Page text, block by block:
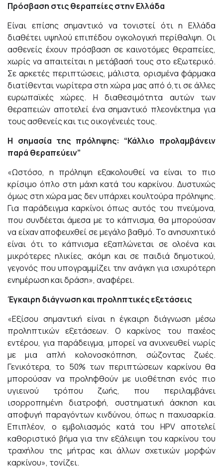
Πρόσβαση στις θεραπείες στην Ελλάδα
Είναι επίσης σημαντικό να τονιστεί ότι η Ελλάδα
διαθέτει υψηλού επιπέδου ογκολογική περίθαλψη. Οι
ασθενείς έχουν πρόσβαση σε καινοτόμες θεραπείες,
χωρίς να απαιτείται η μετάβασή τους στο εξωτερικό.
Σε αρκετές περιπτώσεις, μάλιστα, ορισμένα φάρμακα
διατίθενται νωρίτερα στη χώρα μας από ό,τι σε άλλες
ευρωπαϊκές χώρες. Η διαθεσιμότητα αυτών των
θεραπειών αποτελεί ένα σημαντικό πλεονέκτημα για
τους ασθενείς και τις οικογένειές τους.
Η σημασία της πρόληψης: “Κάλλιο προλαμβάνειν
παρά θεραπεύειν”
«Ωστόσο, η πρόληψη εξακολουθεί να είναι το πιο
κρίσιμο όπλο στη μάχη κατά του καρκίνου. Δυστυχώς
όμως στη χώρα μας δεν υπάρχει κουλτούρα πρόληψης.
Για παράδειγμα καρκίνοι όπως αυτός του πνεύμονα,
που συνδέεται άμεσα με το κάπνισμα, θα μπορούσαν
να είχαν αποφευχθεί σε μεγάλο βαθμό. Το ανησυχητικό
είναι ότι το κάπνισμα εξαπλώνεται σε ολοένα και
μικρότερες ηλικίες, ακόμη και σε παιδιά δημοτικού,
γεγονός που υπογραμμίζει την ανάγκη για ισχυρότερη
ενημέρωση και δράση», αναφέρει.
Έγκαιρη διάγνωση και προληπτικές εξετάσεις
«Εξίσου σημαντική είναι η έγκαιρη διάγνωση μέσω
προληπτικών εξετάσεων. Ο καρκίνος του παχέος
εντέρου, για παράδειγμα, μπορεί να ανιχνευθεί νωρίς
με μια απλή κολονοσκόπηση, σώζοντας ζωές.
Γενικότερα, το 50% των περιπτώσεων καρκίνου θα
μπορούσαν να προληφθούν με υιοθέτηση ενός πιο
υγιεινού τρόπου ζωής, που περιλαμβάνει
ισορροπημένη διατροφή, συστηματική άσκηση και
αποφυγή παραγόντων κινδύνου, όπως η παχυσαρκία.
Επιπλέον, ο εμβολιασμός κατά του HPV αποτελεί
καθοριστικό βήμα για την εξάλειψη του καρκίνου του
τραχήλου της μήτρας και άλλων σχετικών μορφών
καρκίνου», τονίζει.